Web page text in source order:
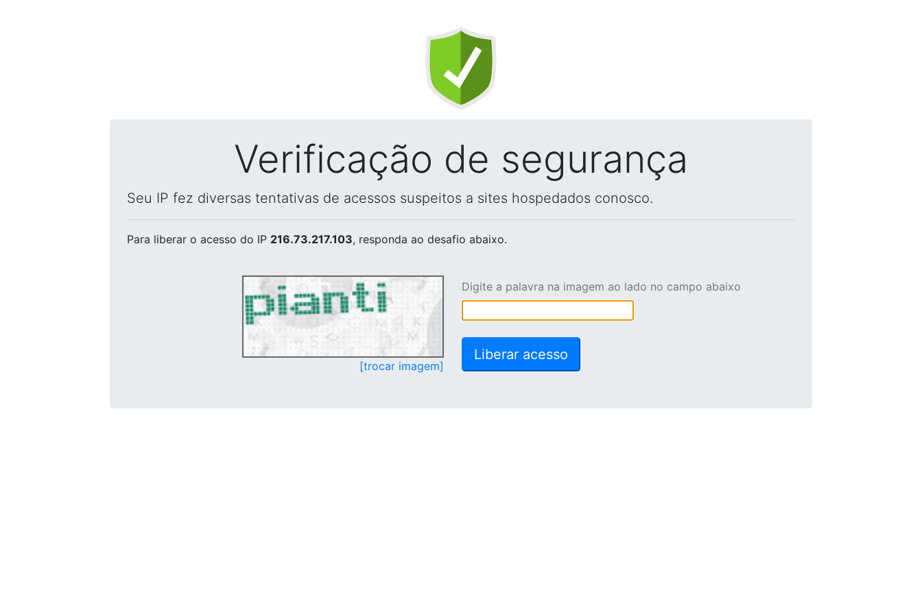
Verificação de segurança
Seu IP fez diversas tentativas de acessos suspeitos a sites hospedados conosco.
Para liberar o acesso do IP 216.73.217.103, responda ao desafio abaixo.
[trocar imagem]
Digite a palavra na imagem ao lado no campo abaixo